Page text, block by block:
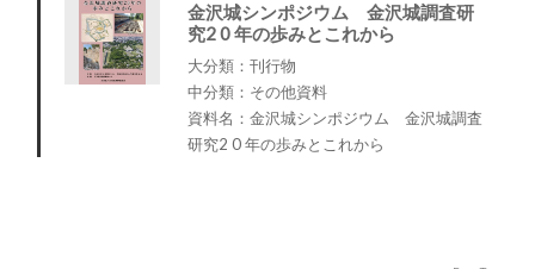
金沢城シンポジウム 金沢城調査研
究2 0 年の歩みとこれから
大分類：刊行物
中分類：その他資料
資料名：金沢城シンポジウム 金沢城調査
研究2 0 年の歩みとこれから